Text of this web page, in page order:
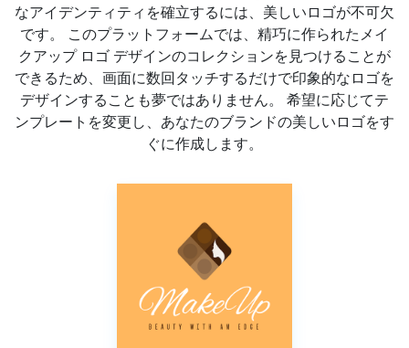
なアイデンティティを確立するには、美しいロゴが不可欠
です。 このプラットフォームでは、精巧に作られたメイ
クアップ ロゴ デザインのコレクションを見つけることが
できるため、画面に数回タッチするだけで印象的なロゴを
デザインすることも夢ではありません。 希望に応じてテ
ンプレートを変更し、あなたのブランドの美しいロゴをす
ぐに作成します。